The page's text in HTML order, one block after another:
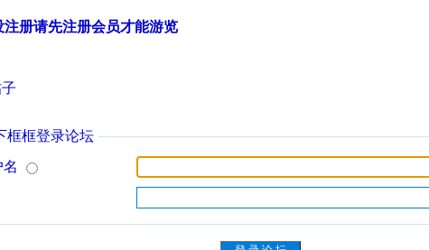
册请先注册会员才能游览
框框登录论坛
名